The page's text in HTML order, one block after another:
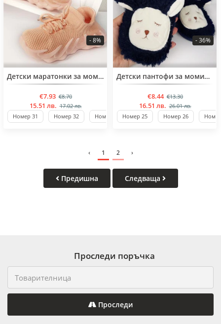
BESTSELLERДетски маратонки за момичета от 27 до 32 номер
€7.93 €8.70
- 8%
15.51 лв. 17.02 лв.
Номер 31
Номер 32 Номер 27 Номер 28 Номер 29
BESTSELLERДетски пантофи за момичета от 24 до 29 номер
€8.44 €13.30
- 36%
16.51 лв. 26.01 лв.
Номер 25
Номер 26
‹ 1 2 ›
Предишна Следваща
Проследи поръчка
Проследи